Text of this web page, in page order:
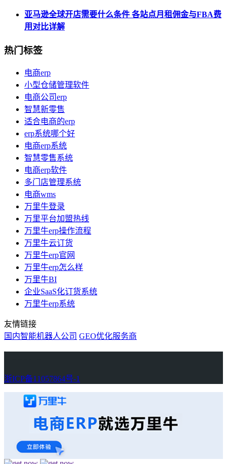
亚马逊全球开店需要什么条件 各站点月租佣金与FBA费
用对比详解
热门标签
电商erp
小型仓储管理软件
电商公司erp
智慧新零售
适合电商的erp
erp系统哪个好
电商erp系统
智慧零售系统
电商erp软件
多门店管理系统
电商wms
万里牛登录
万里平台加盟热线
万里牛erp操作流程
万里牛云订货
万里牛erp官网
万里牛erp怎么样
万里牛BI
企业SaaS化订货系统
万里牛erp系统
友情链接
国内智能机器人公司 GEO优化服务商
浙ICP备11057864号-1